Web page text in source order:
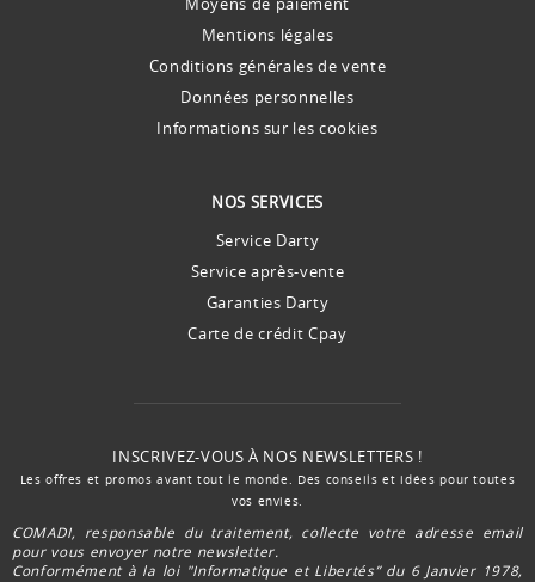
Mentions légales
Conditions générales de vente
Données personnelles
Informations sur les cookies
NOS SERVICES
Service Darty
Service après-vente
Garanties Darty
Carte de crédit Cpay
INSCRIVEZ-VOUS À NOS NEWSLETTERS !
Les offres et promos avant tout le monde. Des conseils et idées pour toutes
vos envies.
COMADI, responsable du traitement, collecte votre adresse email
pour vous envoyer notre newsletter.
Conformément à la loi "Informatique et Libertés” du 6 Janvier 1978,